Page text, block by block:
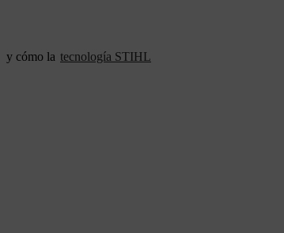
y cómo la tecnología STIHL